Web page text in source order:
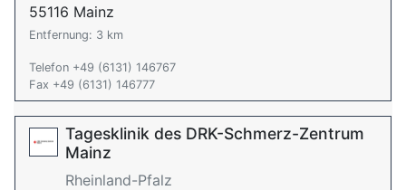
55116 Mainz
Entfernung: 3 km
Telefon +49 (6131) 146767
Fax +49 (6131) 146777
Tagesklinik des DRK-Schmerz-Zentrum
Mainz
Rheinland-Pfalz